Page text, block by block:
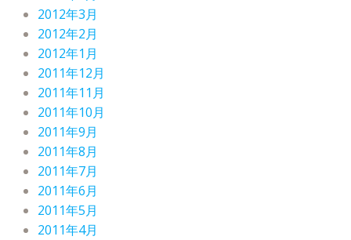
2012年3月
2012年2月
2012年1月
2011年12月
2011年11月
2011年10月
2011年9月
2011年8月
2011年7月
2011年6月
2011年5月
2011年4月